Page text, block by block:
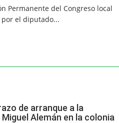
Permanente del Congreso local
el diputado...
de arranque a la
Alemán en la colonia